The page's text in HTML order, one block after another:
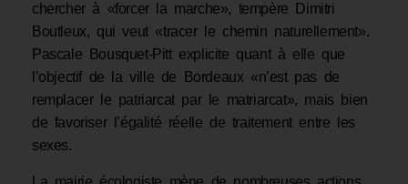
chercher à «forcer la marche», tempère Dimitri
Boutleux, qui veut «tracer le chemin naturellement».
Pascale Bousquet-Pitt explicite quant à elle que
l’objectif de la ville de Bordeaux «n’est pas de
remplacer le patriarcat par le matriarcat», mais bien
de favoriser l’égalité réelle de traitement entre les
sexes.